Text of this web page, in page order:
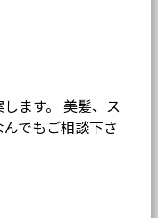
ます。 美髪、ス
でもご相談下さ